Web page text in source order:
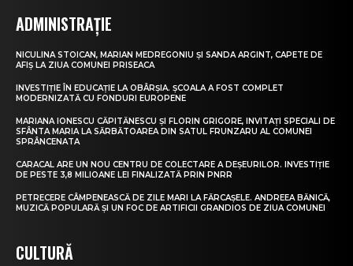
ADMINISTRAȚIE
NICULINA STOICAN, MARIAN MEDREGONIU ȘI SANDA ARGINT, CAPETE DE
AFIȘ LA ZIUA COMUNEI PRISEACA
INVESTIȚIE ÎN EDUCAȚIE LA OBÂRȘIA. ȘCOALA A FOST COMPLET
MODERNIZATĂ CU FONDURI EUROPENE
MARIANA IONESCU CĂPITĂNESCU ȘI FLORIN GRIGORE, INVITAȚI SPECIALI DE
SFÂNTA MARIA LA SĂRBĂTOAREA DIN SATUL FRUNZARU AL COMUNEI
SPRÂNCENATA
CARACAL ARE UN NOU CENTRU DE COLECTARE A DEȘEURILOR. INVESTIȚIE
DE PESTE 3,8 MILIOANE LEI FINALIZATĂ PRIN PNRR
PETRECERE CÂMPENEASCĂ DE ZILE MARI LA FĂRCAȘELE. ANDREEA BĂNICĂ,
MUZICĂ POPULARĂ ȘI UN FOC DE ARTIFICII GRANDIOS DE ZIUA COMUNEI
CULTURĂ